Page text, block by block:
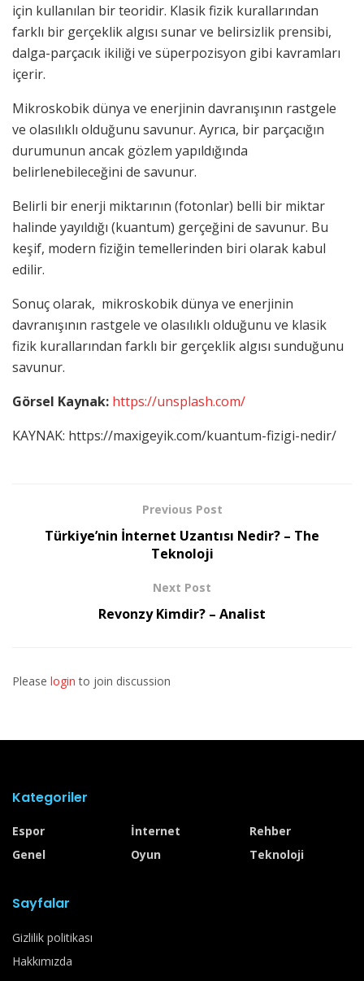
için kullanılan bir teoridir. Klasik fizik kurallarından
farklı bir gerçeklik algısı sunar ve belirsizlik prensibi,
dalga-parçacık ikiliği ve süperpozisyon gibi kavramları
içerir.
Mikroskobik dünya ve enerjinin davranışının rastgele
ve olasılıklı olduğunu savunur. Ayrıca, bir parçacığın
durumunun ancak gözlem yapıldığında
belirlenebileceğini de savunur.
Belirli bir enerji miktarının (fotonlar) belli bir miktar
halinde yayıldığı (kuantum) gerçeğini de savunur. Bu
keşif, modern fiziğin temellerinden biri olarak kabul
edilir.
Sonuç olarak, mikroskobik dünya ve enerjinin
davranışının rastgele ve olasılıklı olduğunu ve klasik
fizik kurallarından farklı bir gerçeklik algısı sunduğunu
savunur.
Görsel Kaynak: https://unsplash.com/
KAYNAK: https://maxigeyik.com/kuantum-fizigi-nedir/
Previous Post
Türkiye’nin İnternet Uzantısı Nedir? – The
Teknoloji
Next Post
Revonzy Kimdir? – Analist
Please login to join discussion
Kategoriler
Espor
Genel
İnternet
Oyun
Rehber
Teknoloji
Sayfalar
Gizlilik politikası
Hakkımızda